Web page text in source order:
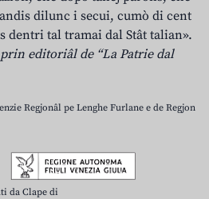
dilunc i secui, cumò di cent
dentri tal tramai dal Stât talian».
editoriâl de “La Patrie dal
Regjonâl pe Lenghe Furlane e de Regjon
da Clape di